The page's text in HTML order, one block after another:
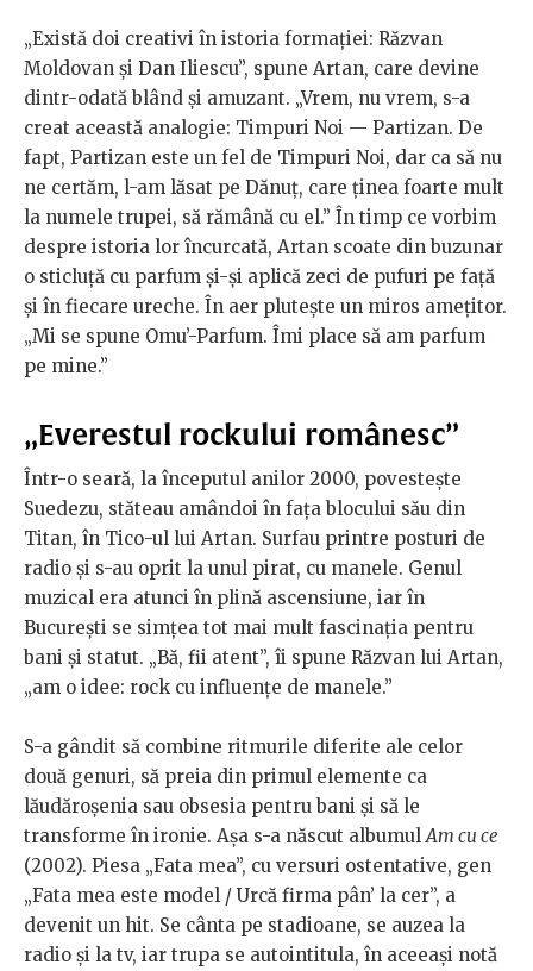
„Există doi creativi în istoria formației: Răzvan
Moldovan și Dan Iliescu”, spune Artan, care devine
dintr-odată blând și amuzant. „Vrem, nu vrem, s-a
creat această analogie: Timpuri Noi — Partizan. De
fapt, Partizan este un fel de Timpuri Noi, dar ca să nu
ne certăm, l-am lăsat pe Dănuț, care ținea foarte mult
la numele trupei, să rămână cu el.” În timp ce vorbim
despre istoria lor încurcată, Artan scoate din buzunar
o sticluță cu parfum și-și aplică zeci de pufuri pe față
și în fiecare ureche. În aer plutește un miros amețitor.
„Mi se spune Omu’-Parfum. Îmi place să am parfum
pe mine.”
„Everestul rockului românesc”
Într-o seară, la începutul anilor 2000, povestește
Suedezu, stăteau amândoi în fața blocului său din
Titan, în Tico-ul lui Artan. Surfau printre posturi de
radio și s-au oprit la unul pirat, cu manele. Genul
muzical era atunci în plină ascensiune, iar în
București se simțea tot mai mult fascinația pentru
bani și statut. „Bă, fii atent”, îi spune Răzvan lui Artan,
„am o idee: rock cu influențe de manele.”
S-a gândit să combine ritmurile diferite ale celor
două genuri, să preia din primul elemente ca
lăudăroșenia sau obsesia pentru bani și să le
transforme în ironie. Așa s-a născut albumul Am cu ce
(2002). Piesa „Fata mea”, cu versuri ostentative, gen
„Fata mea este model / Urcă firma pân’ la cer”, a
devenit un hit. Se cânta pe stadioane, se auzea la
radio și la tv, iar trupa se autointitula, în aceeași notă